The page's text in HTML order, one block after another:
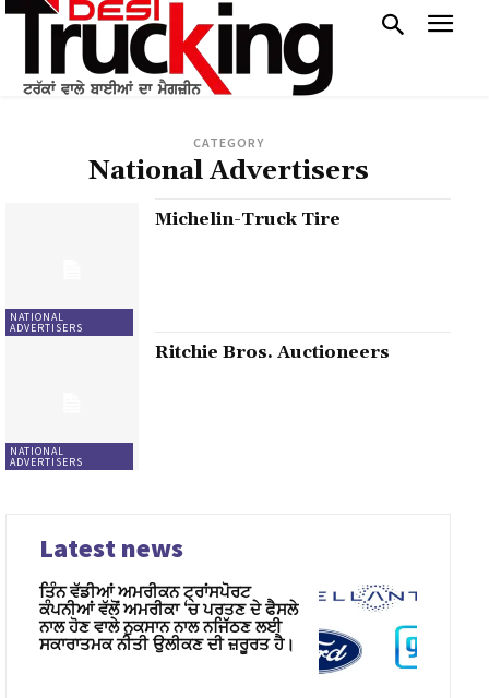
CATEGORY
National Advertisers
NATIONAL
ADVERTISERS
Michelin-Truck Tire
NATIONAL
ADVERTISERS
Ritchie Bros. Auctioneers
Latest news
ਤਿੰਨ ਵੱਡੀਆਂ ਅਮਰੀਕਨ ਟ੍ਰਾਂਸਪੋਰਟ
ਕੰਪਨੀਆਂ ਵੱਲੋਂ ਅਮਰੀਕਾ ‘ਚ ਪਰਤਣ ਦੇ ਫੈਸਲੇ
ਨਾਲ ਹੋਣ ਵਾਲੇ ਨੁਕਸਾਨ ਨਾਲ ਨਜਿੱਠਣ ਲਈ
ਸਕਾਰਾਤਮਕ ਨੀਤੀ ਉਲੀਕਣ ਦੀ ਜ਼ਰੂਰਤ ਹੈ।